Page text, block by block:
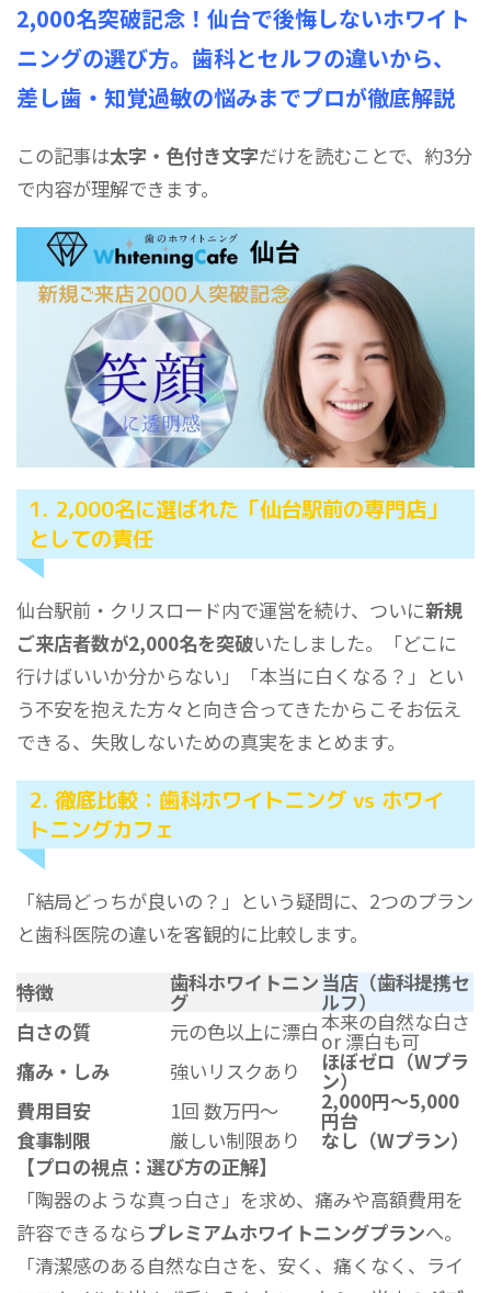
2,000名突破記念！仙台で後悔しないホワイト
ニングの選び方。歯科とセルフの違いから、
差し歯・知覚過敏の悩みまでプロが徹底解説
この記事は太字・色付き文字だけを読むことで、約3分
で内容が理解できます。
1. 2,000名に選ばれた「仙台駅前の専門店」
としての責任
仙台駅前・クリスロード内で運営を続け、ついに新規
ご来店者数が2,000名を突破いたしました。「どこに
行けばいいか分からない」「本当に白くなる？」とい
う不安を抱えた方々と向き合ってきたからこそお伝え
できる、失敗しないための真実をまとめます。
2. 徹底比較：歯科ホワイトニング vs ホワイ
トニングカフェ
「結局どっちが良いの？」という疑問に、2つのプラン
と歯科医院の違いを客観的に比較します。
特徴 歯科ホワイトニン
グ
当店（歯科提携セ
ルフ）
白さの質
元の色以上に漂白本来の自然な白さ
or 漂白も可
痛み・しみ
強いリスクあり ほぼゼロ（Wプラ
ン）
費用目安
1回 数万円〜 2,000円〜5,000
円台
食事制限 厳しい制限あり
なし（Wプラン）
【プロの視点：選び方の正解】
「陶器のような真っ白さ」を求め、痛みや高額費用を
許容できるならプレミアムホワイトニングプランへ。
「清潔感のある自然な白さを、安く、痛くなく、ライ